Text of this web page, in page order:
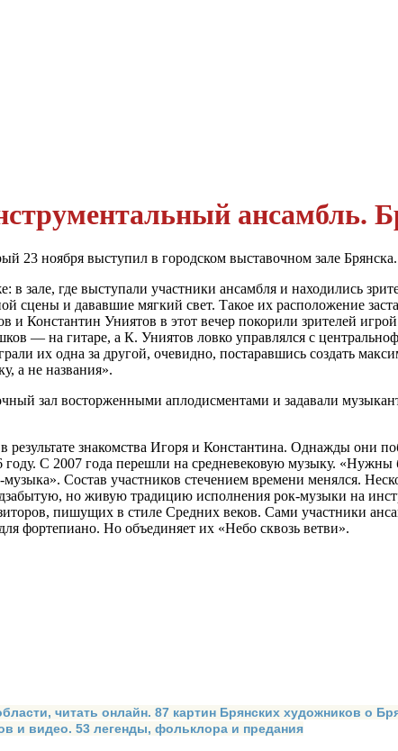
ан­самбль.
23 ноября выступил в городском выставочном зале
в зале, где выступали уча­стники ансамбля и находились
сце­ны и дававшие мягкий свет. Такое их рас­положение
Константин Униятов в этот вечер покорили зрителей
— на гитаре, а К. Униятов лов­ко управлялся с
их одна за другой, очевидно, постаравшись создать
а не названия».
зал восторженными апло­дисментами и задавали
результате знакомства Иго­ря и Константина. Однажды
году. С 2007 года перешли на средневековую му­зыку.
Состав участников стечением времени менялся.
но живую традицию исполнения рок-музыки на
пишу­щих в стиле Средних веков. Сами участни­ки
фортепиано. Но объединяет их «Небо сквозь ветви».
читать онлайн. 87 картин Брянских художников о
и видео. 53 легенды, фольклора и предания